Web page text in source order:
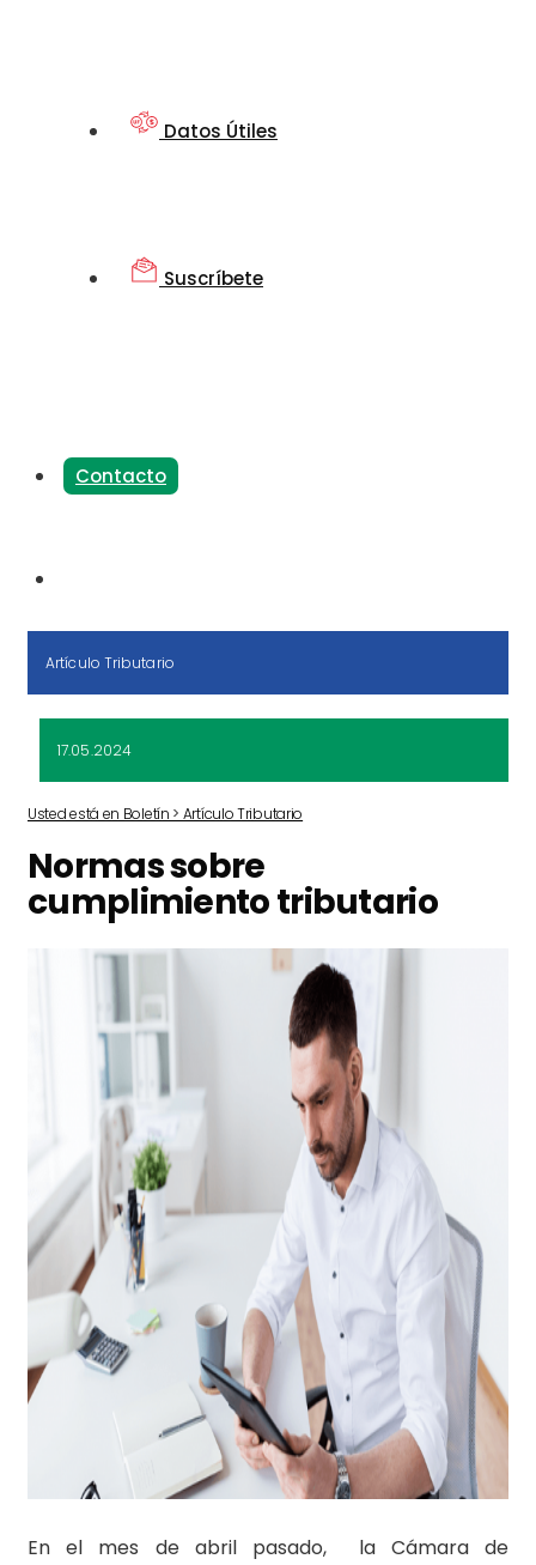
Datos Útiles
Suscríbete
Contacto
Artículo Tributario
17.05.2024
Usted está en Boletín > Artículo Tributario
Normas sobre
cumplimiento tributario
En el mes de abril pasado, la Cámara de